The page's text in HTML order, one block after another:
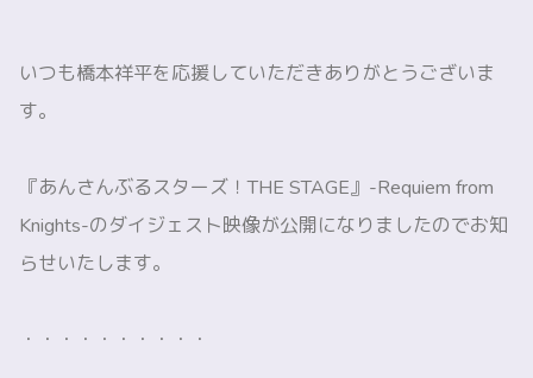
いつも橋本祥平を応援していただきありがとうございま
す。
『あんさんぶるスターズ！THE STAGE』-Requiem from
Knights-のダイジェスト映像が公開になりましたのでお知
らせいたします。
・・・・・・・・・・